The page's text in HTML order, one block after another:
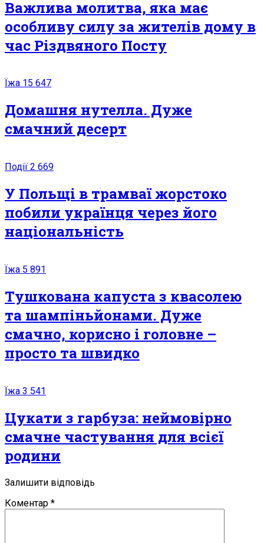
Вaжлива молитва, яка має
oсoбливу силy за жителів дому в
час Різдвяного Посту
Їжа 15 647
Домашня нутелла. Дуже
смачний десерт
Події 2 669
У Польщі в трамваї жорстоко
побили українця через його
національність
Їжа 5 891
Тушкована капуста з квасолею
та шампіньйонами. Дуже
смачно, корисно і головне –
просто та швидко
Їжа 3 541
Цукати з гарбуза: неймовірно
смачне частування для всієї
родини
Залишити відповідь
Коментар *